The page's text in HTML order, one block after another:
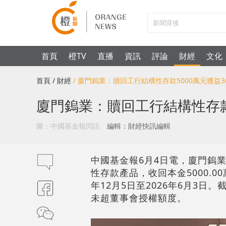
首頁 橙TV 直播 資訊 評論 財經 文化
首頁 / 財經 / 廈門鎢業：贖回工行結構性存款5000萬元獲益
廈門鎢業：贖回工行結構性
圖：中國基金報閃訊 編輯：財經快訊編輯
中國基金報6月4日電，廈門鎢
性存款產品，收回本金
年12月5日至2026年6月3日。
未超董事會授權額度。